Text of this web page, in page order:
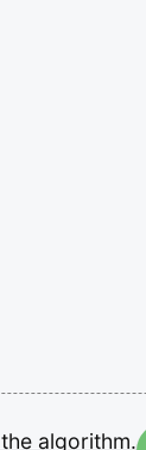
the algorithm.